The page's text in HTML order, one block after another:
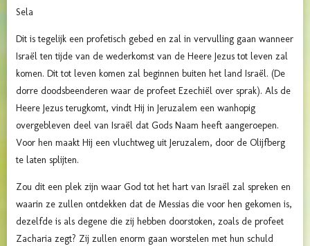
Sela
Dit is tegelijk een profetisch gebed en zal in vervulling gaan wanneer
Israël ten tijde van de wederkomst van de Heere Jezus tot leven zal
komen. Dit tot leven komen zal beginnen buiten het land Israël. (De
dorre doodsbeenderen waar de profeet Ezechiël over sprak). Als de
Heere Jezus terugkomt, vindt Hij in Jeruzalem een wanhopig
overgebleven deel van Israël dat Gods Naam heeft aangeroepen.
Voor hen maakt Hij een vluchtweg uit Jeruzalem, door de Olijfberg
te laten splijten.
Zou dit een plek zijn waar God tot het hart van Israël zal spreken en
waarin ze zullen ontdekken dat de Messias die voor hen gekomen is,
dezelfde is als degene die zij hebben doorstoken, zoals de profeet
Zacharia zegt? Zij zullen enorm gaan worstelen met hun schuld